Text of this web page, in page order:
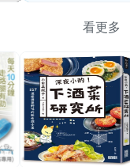
看更多